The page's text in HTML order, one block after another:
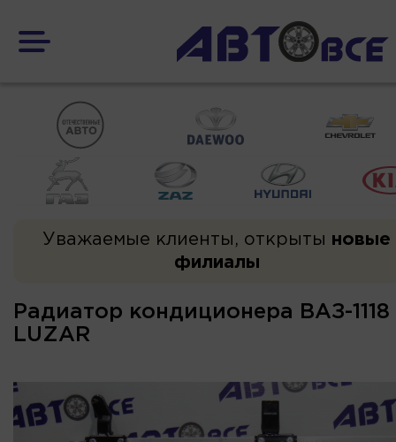
Уважаемые клиенты, открыты новые
филиалы
Радиатор кондиционера ВАЗ-
LUZAR